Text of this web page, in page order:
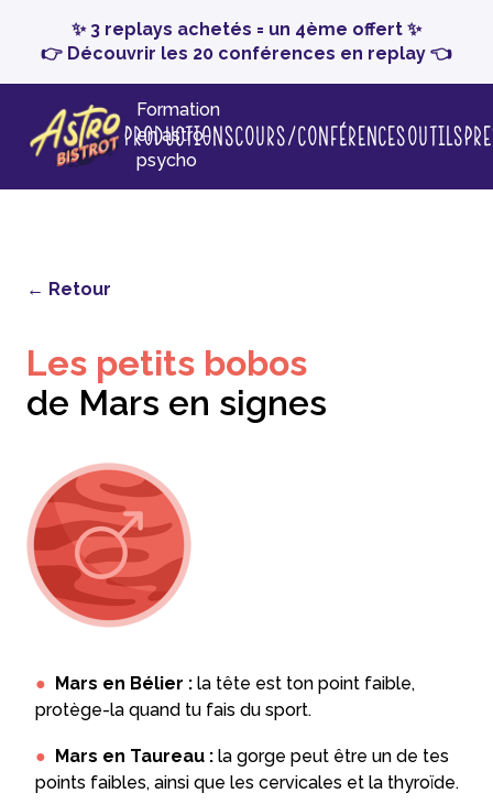
✨ 3 replays achetés = un 4ème offert ✨
👉 Découvrir les 20 conférences en replay 👈
Formation
en astro-
psycho
ProductionsCours/conférencesOutils
← Retour
Les petits bobos
de Mars en signes
Mars en Bélier : la tête est ton point faible,
protège-la quand tu fais du sport.
Mars en Taureau : la gorge peut être un de tes
points faibles, ainsi que les cervicales et la thyroïde.